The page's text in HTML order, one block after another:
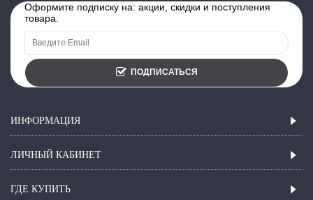
Оформите подписку на: акции, скидки и поступления
товара.
ПОДПИСАТЬСЯ
ИНФОРМАЦИЯ
ЛИЧНЫЙ КАБИНЕТ
ГДЕ КУПИТЬ